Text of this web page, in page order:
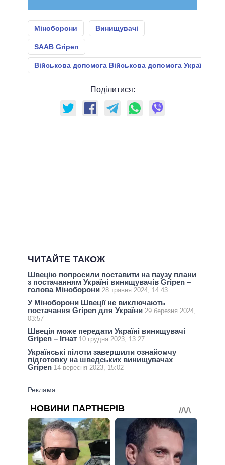
Міноборони Винищувачі
SAAB Gripen
Військова допомога Військова допомога Україні
Поділитися:
ЧИТАЙТЕ ТАКОЖ
Швецію попросили поставити на паузу плани
з постачанням Україні винищувачів Gripen –
голова Міноборони 28 травня 2024, 14:43
У Міноборони Швеції не виключають
постачання Gripen для України 29 березня 2024,
03:57
Швеція може передати Україні винищувачі
Gripen – Ігнат 10 грудня 2023, 13:27
Українські пілоти завершили ознайомчу
підготовку на шведських винищувачах
Gripen 14 вересня 2023, 15:02